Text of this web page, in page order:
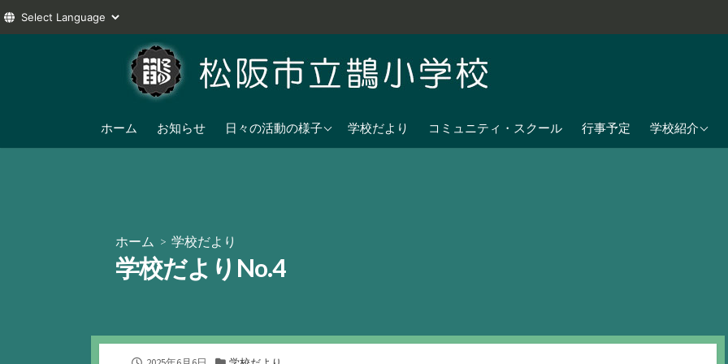
へ
ホーム お知らせ 日々の活動の様子
2025年度
学校だより コミュニティ・スクール 行事予定 学校紹介
学校教育目標
ホーム > 学校だより
学校だよりNo.4
公
カ